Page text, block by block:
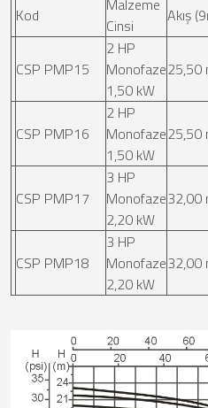
Kod
Malzeme
Cinsi
Akış
CSP PMP15
2 HP
Monofaze
1,50 kW
25,50
CSP PMP16
2 HP
Monofaze
1,50 kW
25,50
CSP PMP17
3 HP
Monofaze
2,20 kW
32,00
CSP PMP18
3 HP
Monofaze
2,20 kW
32,00